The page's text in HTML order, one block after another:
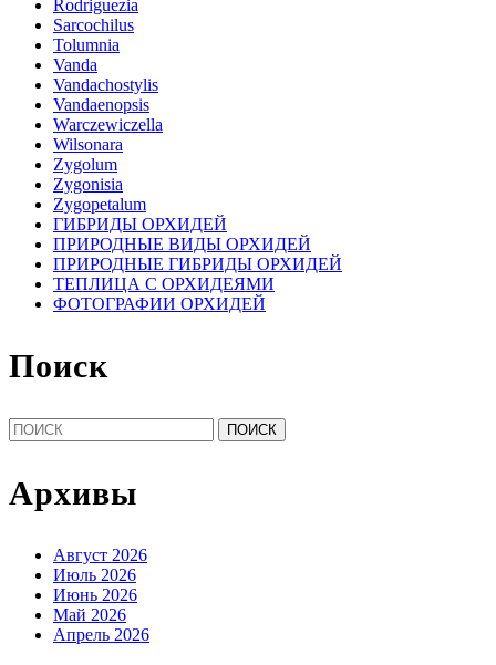
Rodriguezia
Sarcochilus
Tolumnia
Vanda
Vandachostylis
Vandaenopsis
Warczewiczella
Wilsonara
Zygolum
Zygonisia
Zygopetalum
ГИБРИДЫ ОРХИДЕЙ
ПРИРОДНЫЕ ВИДЫ ОРХИДЕЙ
ПРИРОДНЫЕ ГИБРИДЫ ОРХИДЕЙ
ТЕПЛИЦА С ОРХИДЕЯМИ
ФОТОГРАФИИ ОРХИДЕЙ
Поиск
Найти:
Архивы
Август 2026
Июль 2026
Июнь 2026
Май 2026
Апрель 2026